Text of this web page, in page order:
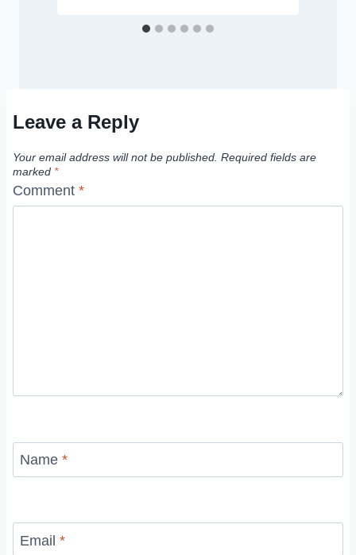
Leave a Reply
Your email address will not be published. Required fields are
marked *
Comment *
Name *
Email *